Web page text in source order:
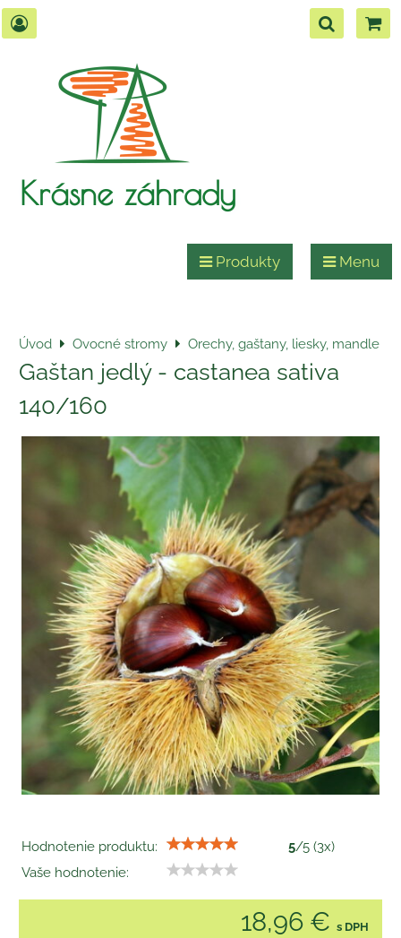
Krásne záhrady
Produkty Menu
Úvod Ovocné stromy Orechy, gaštany, liesky, mandle
Gaštan jedlý - castanea sativa
140/160
Hodnotenie produktu: 5/5 (3x)
Vaše hodnotenie:
18,96 € s DPH